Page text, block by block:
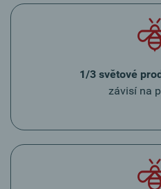
1/3 světové
závisí na